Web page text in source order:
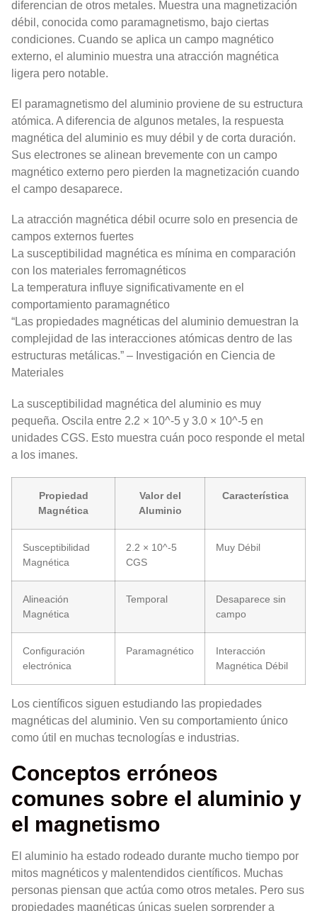
diferencian de otros metales. Muestra una magnetización
débil, conocida como paramagnetismo, bajo ciertas
condiciones. Cuando se aplica un campo magnético
externo, el aluminio muestra una atracción magnética
ligera pero notable.
El paramagnetismo del aluminio proviene de su estructura
atómica. A diferencia de algunos metales, la respuesta
magnética del aluminio es muy débil y de corta duración.
Sus electrones se alinean brevemente con un campo
magnético externo pero pierden la magnetización cuando
el campo desaparece.
La atracción magnética débil ocurre solo en presencia de
campos externos fuertes
La susceptibilidad magnética es mínima en comparación
con los materiales ferromagnéticos
La temperatura influye significativamente en el
comportamiento paramagnético
“Las propiedades magnéticas del aluminio demuestran la
complejidad de las interacciones atómicas dentro de las
estructuras metálicas.” – Investigación en Ciencia de
Materiales
La susceptibilidad magnética del aluminio es muy
pequeña. Oscila entre 2.2 × 10^-5 y 3.0 × 10^-5 en
unidades CGS. Esto muestra cuán poco responde el metal
a los imanes.
Propiedad
Magnética
Valor del
Aluminio
Característica
Susceptibilidad
Magnética
2.2 × 10^-5
CGS
Muy Débil
Alineación
Magnética
Temporal
Desaparece sin
campo
Configuración
electrónica
Paramagnético
Interacción
Magnética Débil
Los científicos siguen estudiando las propiedades
magnéticas del aluminio. Ven su comportamiento único
como útil en muchas tecnologías e industrias.
Conceptos erróneos
comunes sobre el aluminio y
el magnetismo
El aluminio ha estado rodeado durante mucho tiempo por
mitos magnéticos y malentendidos científicos. Muchas
personas piensan que actúa como otros metales. Pero sus
propiedades magnéticas únicas suelen sorprender a